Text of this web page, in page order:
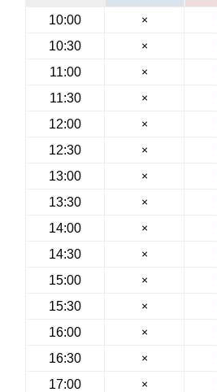
10:00
10:30
11:00
11:30
12:00
12:30
13:00
13:30
14:00
14:30
15:00
15:30
16:00
16:30
17:00
×
×
×
×
×
×
×
×
×
×
×
×
×
×
×